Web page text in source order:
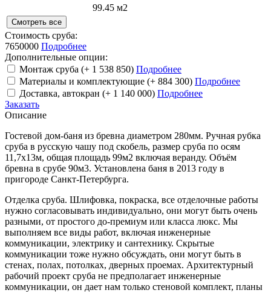
99.45 м2
Смотреть все
Стоимость сруба:
7650000 Подробнее
Дополнительные опции:
Монтаж сруба (+ 1 538 850) Подробнее
Материалы и комплектующие (+ 884 300) Подробнее
Доставка, автокран (+ 1 140 000) Подробнее
Заказать
Описание
Гостевой дом-баня из бревна диаметром 280мм. Ручная рубка
сруба в русскую чашу под скобель, размер сруба по осям
11,7х13м, общая площадь 99м2 включая веранду. Объём
бревна в срубе 90м3. Установлена баня в 2013 году в
пригороде Санкт-Петербурга.
Отделка сруба. Шлифовка, покраска, все отделочные работы
нужно согласовывать индивидуально, они могут быть очень
разными, от простого до-премиум или класса люкс. Мы
выполняем все виды работ, включая инженерные
коммуникации, электрику и сантехнику. Скрытые
коммуникации тоже нужно обсуждать, они могут быть в
стенах, полах, потолках, дверных проемах. Архитектурный
рабочий проект сруба не предполагает инженерные
коммуникации, он дает нам только стеновой комплект, планы